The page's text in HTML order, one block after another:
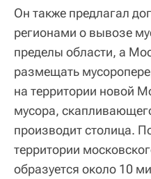
Он также предлагал
регионами о вывозе
пределы области, а
размещать
на территории новой
мусора,
производит столица.
территории
образуется около 10